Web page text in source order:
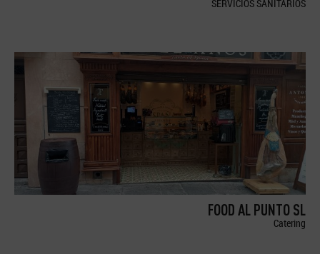
SERVICIOS SANITARIOS
FOOD AL PUNTO SL
Catering